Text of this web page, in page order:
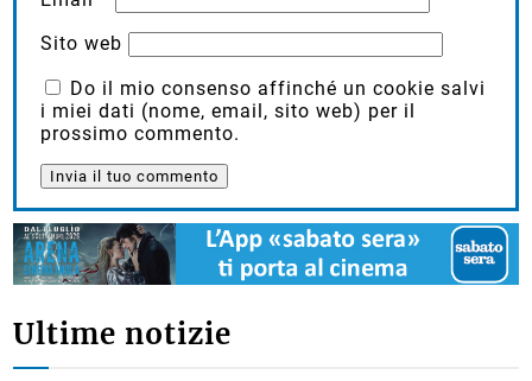
Sito web
Do il mio consenso affinché un cookie salvi
i miei dati (nome, email, sito web) per il
prossimo commento.
Ultime notizie